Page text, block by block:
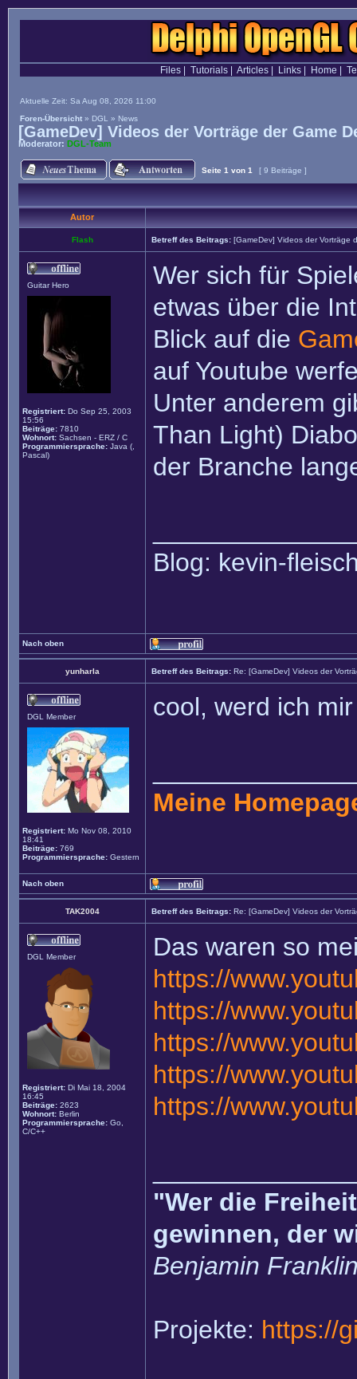
Files| Tutorials| Articles| Links| Home
Aktuelle Zeit: Sa Aug 08, 2026 11:00
Foren-Übersicht » DGL » News
[GameDev] Videos der Vorträge der Game
Moderator: DGL-Team
Seite 1 von 1 [ 9 Beiträge ]
Autor
Flash Betreff des Beitrags: [GameDev] Videos der Vorträge
Guitar Hero
Registriert: Do Sep 25, 2003
15:56
Beiträge: 7810
Wohnort: Sachsen - ERZ / C
Programmiersprache: Java (,
Pascal)
Wer sich für
etwas über die
Blick auf die
auf Youtube
Unter anderem
Than Light)
der Branche
Blog: kevin-
Nach oben
yunharla Betreff des Beitrags: Re: [GameDev] Videos der
DGL Member
Registriert: Mo Nov 08, 2010
18:41
Beiträge: 769
Programmiersprache: Gestern
cool, werd ich
Meine
Nach oben
TAK2004 Betreff des Beitrags: Re: [GameDev] Videos der
DGL Member
Registriert: Di Mai 18, 2004
16:45
Beiträge: 2623
Wohnort: Berlin
Programmiersprache: Go,
C/C++
Das waren so
https://
https://
https://
https://
https://
"Wer die
gewinnen, der
Benjamin
Projekte: https://